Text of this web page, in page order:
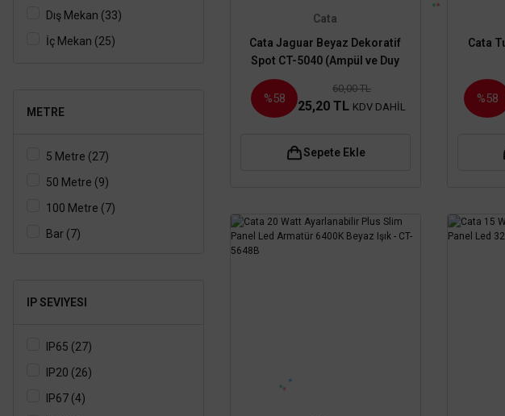
Dış Mekan (33)
İç Mekan (25)
METRE
5 Metre (27)
50 Metre (9)
100 Metre (7)
Bar (7)
IP SEVIYESI
IP65 (27)
IP20 (26)
IP67 (4)
Cata
Cata Jaguar Beyaz Dekoratif
Spot CT-5040 (Ampül ve Duy
%58
60,00 TL
25,20 TL KDV DAHİL
Sepete Ekle
Cata
%58